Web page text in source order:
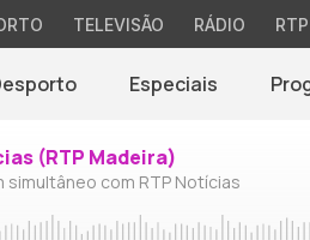
TELEVISÃO RÁDIO
Especiais
(RTP Madeira)
simultâneo com RTP Notícias